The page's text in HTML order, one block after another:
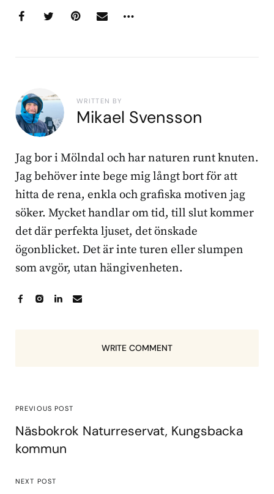
WRITTEN BY
Mikael Svensson
Jag bor i Mölndal och har naturen runt knuten.
Jag behöver inte bege mig långt bort för att
hitta de rena, enkla och grafiska motiven jag
söker. Mycket handlar om tid, till slut kommer
det där perfekta ljuset, det önskade
ögonblicket. Det är inte turen eller slumpen
som avgör, utan hängivenheten.
WRITE COMMENT
PREVIOUS POST
Näsbokrok Naturreservat, Kungsbacka
kommun
NEXT POST